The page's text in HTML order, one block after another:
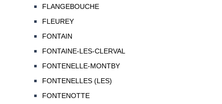
FLANGEBOUCHE
FLEUREY
FONTAIN
FONTAINE-LES-CLERVAL
FONTENELLE-MONTBY
FONTENELLES (LES)
FONTENOTTE